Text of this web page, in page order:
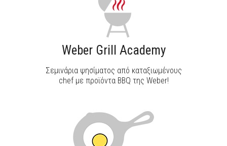
Weber Grill Academy
Σεμινάρια ψησίματος από καταξιωμένους
chef με προϊόντα BBQ της Weber!